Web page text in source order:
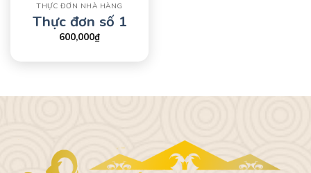
THỰC ĐƠN NHÀ HÀNG
Thực đơn số 1
600,000₫